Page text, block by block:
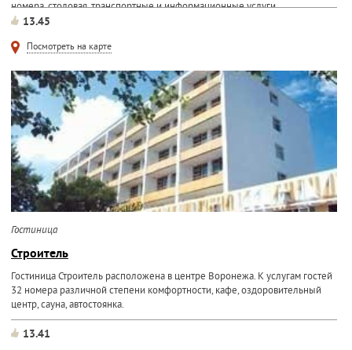
номера, столовая, транспортные и информационные услуги.
13.45
Посмотреть на карте
Гостиница
Строитель
Гостиница Строитель расположена в центре Воронежа. К услугам гостей
32 номера различной степени комфортности, кафе, оздоровительный
центр, сауна, автостоянка.
13.41